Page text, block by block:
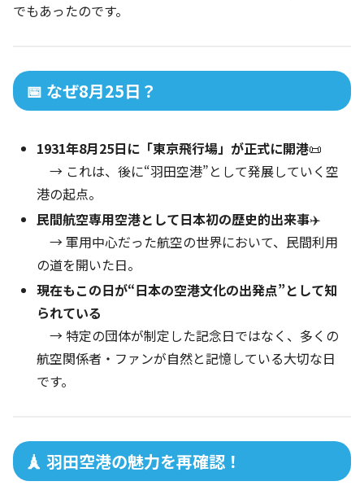
でもあったのです。
📅 なぜ8月25日？
1931年8月25日に「東京飛行場」が正式に開港📜
→ これは、後に“羽田空港”として発展していく空
港の起点。
民間航空専用空港として日本初の歴史的出来事✈️
→ 軍用中心だった航空の世界において、民間利用
の道を開いた日。
現在もこの日が“日本の空港文化の出発点”として知
られている
→ 特定の団体が制定した記念日ではなく、多くの
航空関係者・ファンが自然と記憶している大切な日
です。
🗼 羽田空港の魅力を再確認！